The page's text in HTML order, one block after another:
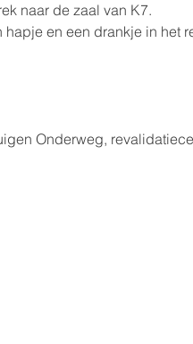
naar de zaal van K7.
en een drankje in het
Onderweg,